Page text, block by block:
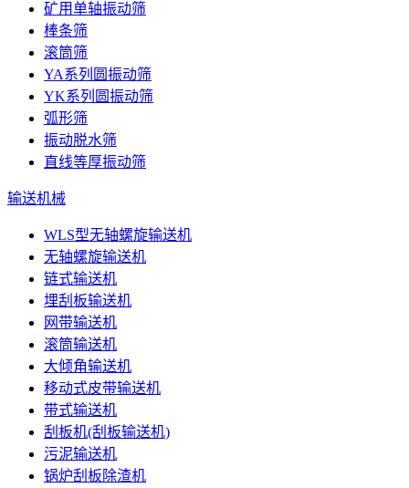
矿用单轴振动筛
棒条筛
滚筒筛
YA系列圆振动筛
YK系列圆振动筛
弧形筛
振动脱水筛
直线等厚振动筛
输送机械
WLS型无轴螺旋输送机
无轴螺旋输送机
链式输送机
埋刮板输送机
网带输送机
滚筒输送机
大倾角输送机
移动式皮带输送机
带式输送机
刮板机(刮板输送机)
污泥输送机
锅炉刮板除渣机